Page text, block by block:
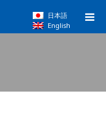
日本語
English